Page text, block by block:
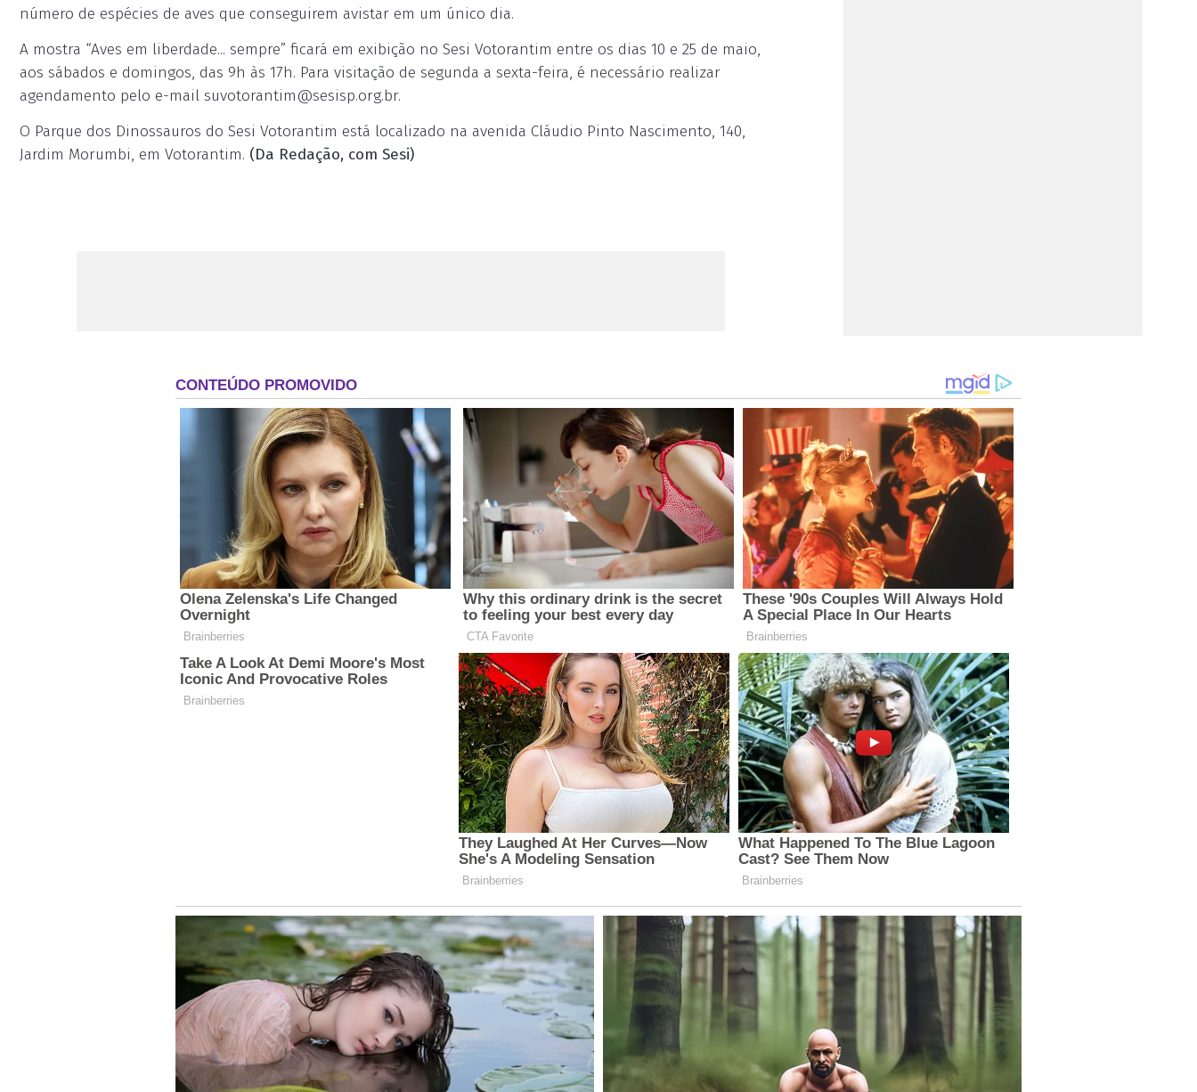
número de espécies de aves que conseguirem avistar em um único dia.
A mostra “Aves em liberdade... sempre” ficará em exibição no Sesi Votorantim entre os dias 10 e 25 de maio,
aos sábados e domingos, das 9h às 17h. Para visitação de segunda a sexta-feira, é necessário realizar
agendamento pelo e-mail suvotorantim@sesisp.org.br.
O Parque dos Dinossauros do Sesi Votorantim está localizado na avenida Cláudio Pinto Nascimento, 140,
Jardim Morumbi, em Votorantim. (Da Redação, com Sesi)